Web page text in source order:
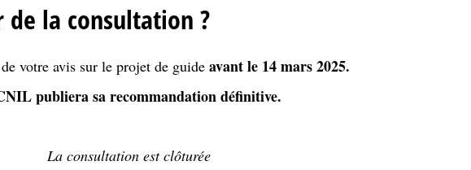
la consultation ?
votre avis sur le projet de guide avant le 14 mars 2025.
publiera sa recommandation définitive.
La consultation est clôturée